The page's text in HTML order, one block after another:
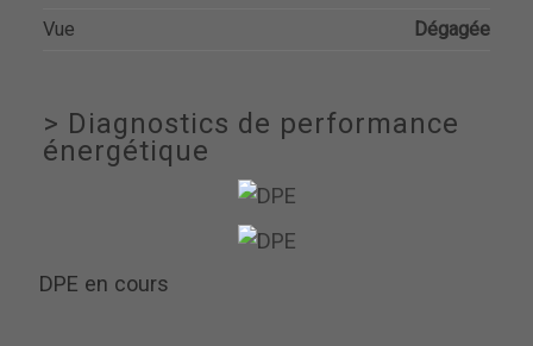
Vue
Dégagée
> Diagnostics de performance
énergétique
DPE en cours